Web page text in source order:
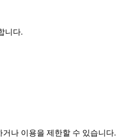
니다.
나 이용을 제한할 수 있습니다.